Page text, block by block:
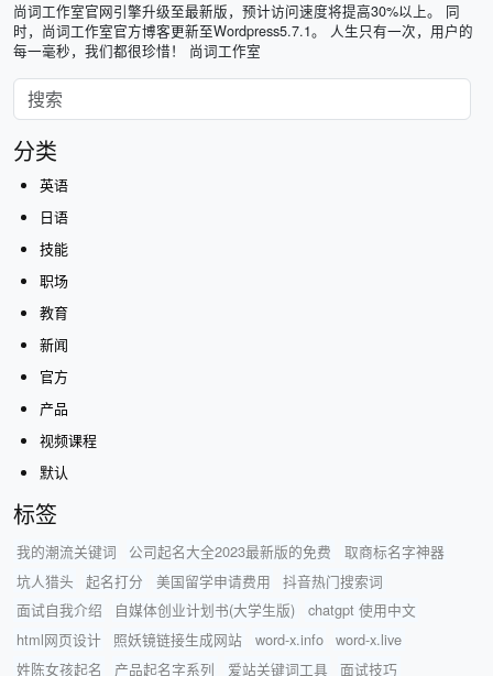
尚词工作室官网引擎升级至最新版，预计访问速度将提高30%以上。 同
时，尚词工作室官方博客更新至Wordpress5.7.1。 人生只有一次，用户的
每一毫秒，我们都很珍惜！ 尚词工作室
分类
英语
日语
技能
职场
教育
新闻
官方
产品
视频课程
默认
标签
我的潮流关键词 公司起名大全2023最新版的免费
取商标名字神器
坑人猎头
起名打分 美国留学申请费用
抖音热门搜索词
面试自我介绍
自媒体创业计划书(大学生版)
chatgpt 使用中文
html网页设计
照妖镜链接生成网站 word-x.info
word-x.live
姓陈女孩起名
产品起名字系列 爱站关键词工具 面试技巧